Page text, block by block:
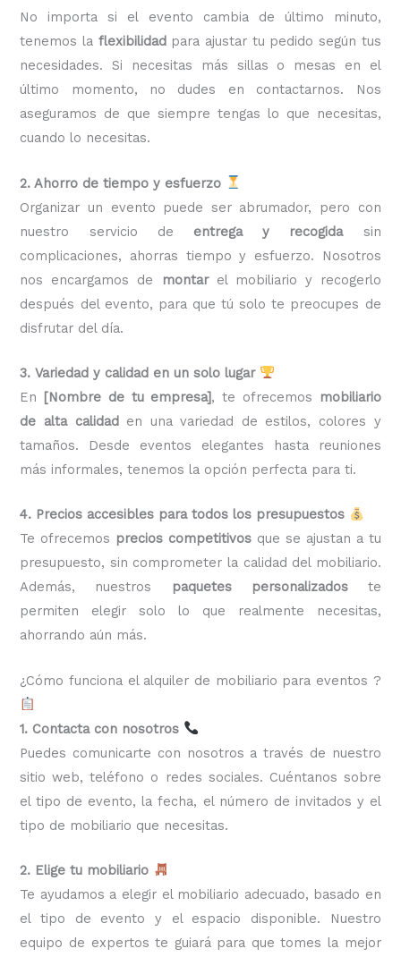
No importa si el evento cambia de último minuto,
tenemos la flexibilidadpara ajustar tu pedido según tus
necesidades. Si necesitas más sillas o mesas en el
último momento, no dudes en contactarnos. Nos
aseguramos de que siempre tengas lo que necesitas,
cuando lo necesitas.
2. Ahorro de tiempo y esfuerzo
Organizar un evento puede ser abrumador, pero con
nuestro servicio de entrega y recogidasin
complicaciones, ahorras tiempo y esfuerzo. Nosotros
nos encargamos de
montarel mobiliario y recogerlo
después del evento, para que tú solo te preocupes de
disfrutar del día.
3. Variedad y calidad en un solo lugar
En [Nombre de tu empresa], te ofrecemos
mobiliario
de alta calidaden una variedad de estilos, colores y
tamaños. Desde eventos elegantes hasta reuniones
más informales, tenemos la opción perfecta para ti.
4. Precios accesibles para todos los presupuestos
Te ofrecemos precios competitivos que se ajustan a tu
presupuesto, sin comprometer la calidad del mobiliario.
Además, nuestros
paquetes personalizadoste
permiten elegir solo lo que realmente necesitas,
ahorrando aún más.
¿Cómo funciona el alquiler de mobiliario para eventos ?
1. Contacta con nosotros
Puedes comunicarte con nosotros a través de nuestro
sitio web, teléfono o redes sociales. Cuéntanos sobre
el tipo de evento, la fecha, el número de invitados y el
tipo de mobiliario que necesitas.
2. Elige tu mobiliario
Te ayudamos a elegir el mobiliario adecuado, basado en
el tipo de evento y el espacio disponible. Nuestro
equipo de expertos te guiará para que tomes la mejor